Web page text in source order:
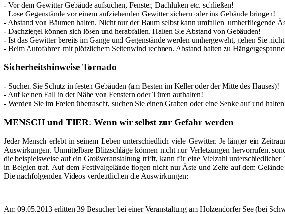
- Vor dem Gewitter Gebäude aufsuchen, Fenster, Dachluken etc. schließen!
- Lose Gegenstände vor einem aufziehenden Gewitter sichern oder ins Gebäude bringen!
- Abstand von Bäumen halten. Nicht nur der Baum selbst kann umfallen, umherfliegende
- Dachziegel können sich lösen und herabfallen. Halten Sie Abstand von Gebäuden!
- Ist das Gewitter bereits im Gange und Gegenstände werden umhergeweht, gehen Sie
- Beim Autofahren mit plötzlichem Seitenwind rechnen. Abstand halten zu
Sicherheitshinweise Tornado
- Suchen Sie Schutz in festen Gebäuden (am Besten im Keller oder der Mitte des Hauses)!
- Auf keinen Fall in der Nähe von Fenstern oder Türen aufhalten!
- Werden Sie im Freien überrascht, suchen Sie einen Graben oder eine Senke auf und
MENSCH und TIER: Wenn wir selbst zur Gefahr werden
Jeder Mensch erlebt in seinem Leben unterschiedlich viele Gewitter. Je länger ein
Auswirkungen. Unmittelbare Blitzschläge können nicht nur Verletzungen hervorrufen,
die beispielsweise auf ein Großveranstaltung trifft, kann für eine Vielzahl
in Belgien traf. Auf dem Festivalgelände flogen nicht nur Äste und Zelte auf dem
Die nachfolgenden Videos verdeutlichen die Auswirkungen:
Am 09.05.2013 erlitten 39 Besucher bei einer Veranstaltung am Holzendorfer See (bei